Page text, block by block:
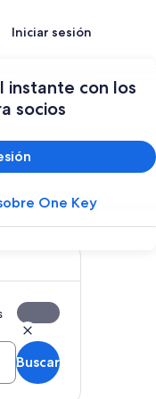
Iniciar sesión
instante con los
socios
One Key
Buscar